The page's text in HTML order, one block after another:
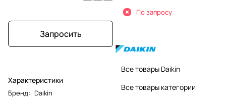
Запросить
Характеристики
Бренд: Daikin
По запросу
Все товары Daikin
Все товары категории